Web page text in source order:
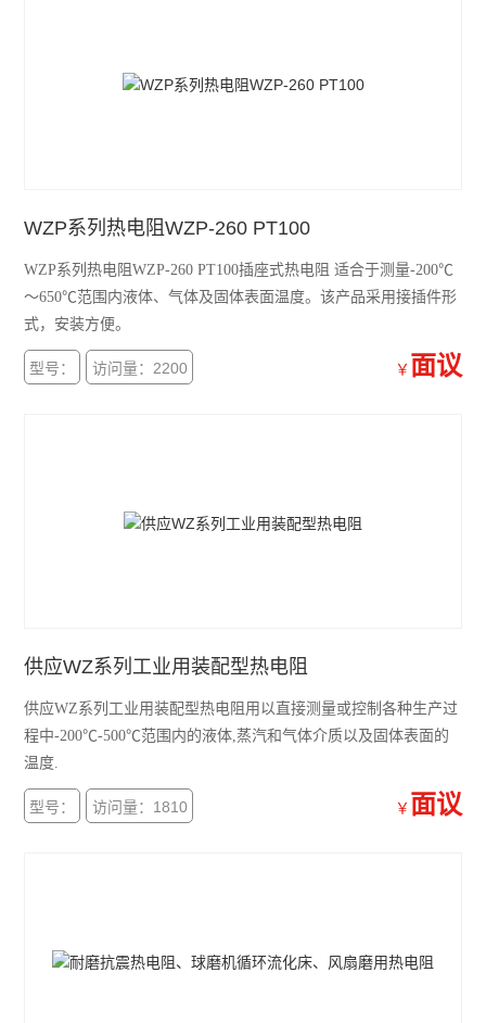
WZP系列热电阻WZP-260 PT100
WZP系列热电阻WZP-260 PT100插座式热电阻 适合于测量-200℃
～650℃范围内液体、气体及固体表面温度。该产品采用接插件形
式，安装方便。
型号： 访问量：2200 ￥ 面议
供应WZ系列工业用装配型热电阻
供应WZ系列工业用装配型热电阻用以直接测量或控制各种生产过
程中-200℃-500℃范围内的液体,蒸汽和气体介质以及固体表面的
温度.
型号： 访问量：1810 ￥ 面议